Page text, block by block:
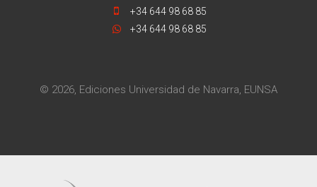
+34 644 98 68 85
+34 644 98 68 85
© 2026, Ediciones Universidad de Navarra, EUNSA